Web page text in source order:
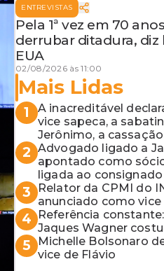
ENTREVISTAS
Pela 1ª vez em 70
derrubar ditadura, diz
EUA
02/08/2026 às 11:00
Mais Lidas
1
A inacreditável
vice sapeca, a
Jerônimo, a
desembargadora e a
MP baiano
2 Advogado ligado a
apontado como
ligada ao
3
Relator da CPMI do
anunciado como
4
Referência
Jaques Wagner
5
Michelle Bolsonaro
vice de Flávio